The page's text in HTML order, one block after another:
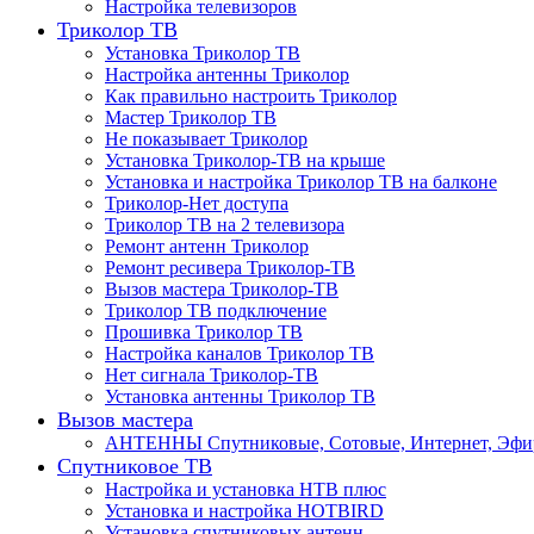
Настройка телевизоров
Триколор ТВ
Установка Триколор ТВ
Настройка антенны Триколор
Как правильно настроить Триколор
Мастер Триколор ТВ
Не показывает Триколор
Установка Триколор-ТВ на крыше
Установка и настройка Триколор ТВ на балконе
Триколор-Нет доступа
Триколор ТВ на 2 телевизора
Ремонт антенн Триколор
Ремонт ресивера Триколор-ТВ
Вызов мастера Триколор-ТВ
Триколор ТВ подключение
Прошивка Триколор ТВ
Настройка каналов Триколор ТВ
Нет сигнала Триколор-ТВ
Установка антенны Триколор ТВ
Вызов мастера
АНТЕННЫ Спутниковые, Сотовые, Интернет,
Спутниковое ТВ
Настройка и установка НТВ плюс
Установка и настройка HOTBIRD